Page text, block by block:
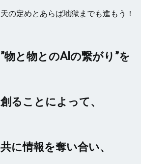
天の定めとあらば地獄までも進もう！
”物と物とのAIの繋がり”を
創ることによって、
共に情報を奪い合い、